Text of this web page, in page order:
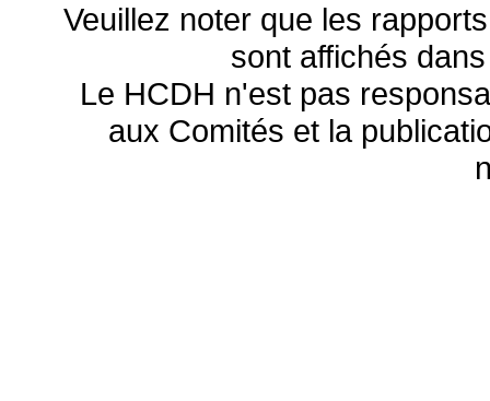
Veuillez noter que les
sont affichés
Le HCDH n'est pas
aux Comités et la